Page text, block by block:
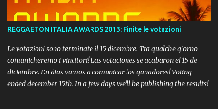
REGGAETON ITALIA AWARDS 2013: Finite le votazioni!
Le votazioni sono terminate il 15 dicembre. Tra qualche giorno
comunicheremo i vincitori! Las votaciones se acabaron el 15 de
diciembre. En dias vamos a comunicar los ganadores! Voting
ended december 15th. In a few days we'll be publishing the results!